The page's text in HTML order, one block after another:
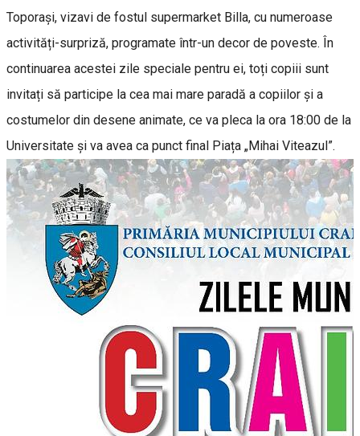
Toporași, vizavi de fostul supermarket Billa, cu numeroase
activități-surpriză, programate într-un decor de poveste. În
continuarea acestei zile speciale pentru ei, toți copiii sunt
invitați să participe la cea mai mare paradă a copiilor și a
costumelor din desene animate, ce va pleca la ora 18:00 de la
Universitate și va avea ca punct final Piața „Mihai Viteazul”.